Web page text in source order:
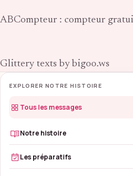
ABCompteur : compteur
Glittery texts by bigoo.ws
EXPLORER NOTRE HISTOIRE
Tous les messages
Notre histoire
Les préparatifs